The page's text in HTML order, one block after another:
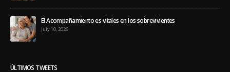
El Acompañamiento es vitales en los sobrevivientes
July 10, 2026
ÚLTIMOS TWEETS